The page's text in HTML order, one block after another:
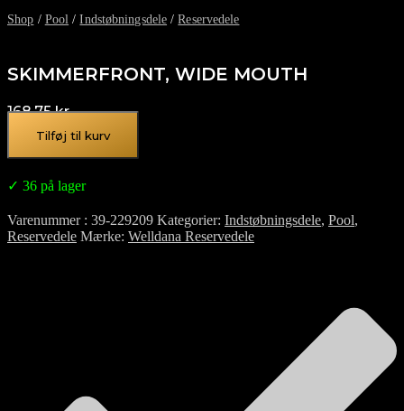
Shop / Pool /Indstøbningsdele /Reservedele
SKIMMERFRONT, WIDE MOUTH
168,75kr.
Tilføj til kurv
✓ 36 på lager
Varenummer 39-229209 Kategorier Indstøbningsdele, Pool,
Reservedele Mærke Welldana Reservedele